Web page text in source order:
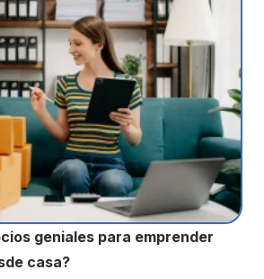
geniales para emprender
casa?